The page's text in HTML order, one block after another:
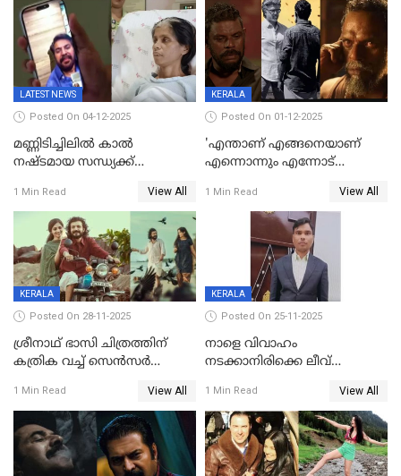
LATEST NEWS
Posted On 04-12-2025
മണ്ണിടിച്ചിലിൽ കാല്‍
നഷ്ടമായ സന്ധ്യക്ക്
വീഡിയോകോൾ;
കൃത്രിമക്കാല്‍ നല്‍കാമെന്ന്
താരം, വീട്
നിര്‍മിക്കുന്നതിനുള്ള
ഇടപെടലും നടത്തും
1 Min Read View All
KERALA
Posted On 01-12-2025
'എന്താണ് എങ്ങനെയാണ്
എന്നൊന്നും എന്നോട്
താനുമുണ്ടെന്ന് വിനായകൻ
1 Min Read View All
KERALA
Posted On 28-11-2025
ശ്രീനാഥ് ഭാസി ചിത്രത്തിന്
കത്രിക വച്ച് സെൻസർ
മാറ്റണം';പൊങ്കാല റിലീസ് മാറ്റി
1 Min Read View All
KERALA
Posted On 25-11-2025
നാളെ വിവാഹം
നടക്കാനിരിക്കെ ലീവ്
സൂപ്പർവൈസർ
ജീവനൊടുക്കി
1 Min Read View All